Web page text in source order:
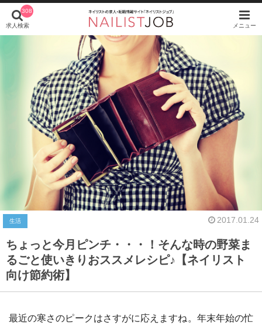
308
求人検索 メニュー
生活 2017.01.24
ちょっと今月ピンチ・・・！そんな時の野菜ま
るごと使いきりおススメレシピ♪【ネイリスト
向け節約術】
最近の寒さのピークはさすがに応えますね。年末年始の忙